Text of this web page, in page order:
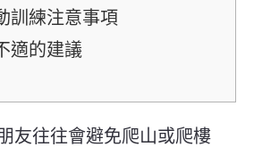
訓練注意事項
適的建議
友往往會避免爬山或爬樓